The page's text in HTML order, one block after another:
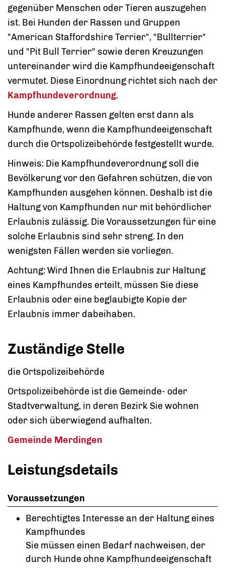
gegenüber Menschen oder Tieren auszugehen
ist. Bei Hunden der Rassen und Gruppen
"American Staffordshire Terrier", "Bullterrier"
und "Pit Bull Terrier" sowie deren Kreuzungen
untereinander wird die Kampfhundeeigenschaft
vermutet. Diese Einordnung richtet sich nach der
Kampfhundeverordnung.
Hunde anderer Rassen gelten erst dann als
Kampfhunde, wenn die Kampfhundeeigenschaft
durch die Ortspolizeibehörde festgestellt wurde.
Hinweis: Die Kampfhundeverordnung soll die
Bevölkerung vor den Gefahren schützen, die von
Kampfhunden ausgehen können. Deshalb ist die
Haltung von Kampfhunden nur mit behördlicher
Erlaubnis zulässig. Die Voraussetzungen für eine
solche Erlaubnis sind sehr streng. In den
wenigsten Fällen werden sie vorliegen.
Achtung: Wird Ihnen die Erlaubnis zur Haltung
eines Kampfhundes erteilt, müssen Sie diese
Erlaubnis oder eine beglaubigte Kopie der
Erlaubnis immer dabeihaben.
Zuständige Stelle
die Ortspolizeibehörde
Ortspolizeibehörde ist die Gemeinde- oder
Stadtverwaltung, in deren Bezirk Sie wohnen
oder sich überwiegend aufhalten.
Gemeinde Merdingen
Leistungsdetails
Voraussetzungen
Berechtigtes Interesse an der Haltung eines
Kampfhundes
Sie müssen einen Bedarf nachweisen, der
durch Hunde ohne Kampfhundeeigenschaft